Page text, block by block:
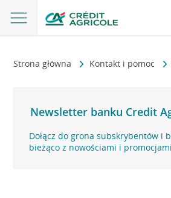
Strona główna Kontakt i pomoc
Newsletter banku Credit
Dołącz do grona subskrybentów i
bieżąco z nowościami i promocjami